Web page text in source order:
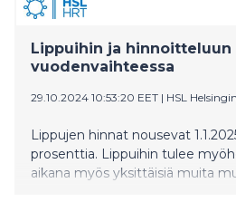
Lippuihin ja hinnoitteluun
vuodenvaihteessa
29.10.2024 10:53:20 EET | HSL
Lippujen hinnat nousevat
prosenttia. Lippuihin tulee
aikana myös yksittäisiä muita